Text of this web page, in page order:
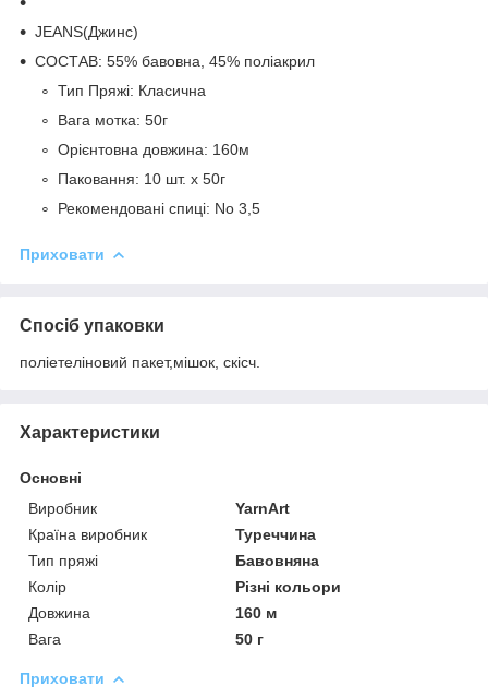
JEANS(Джинс)
СОСТАВ: 55% бавовна, 45% поліакрил
Тип Пряжі: Класична
Вага мотка: 50г
Орієнтовна довжина: 160м
Паковання: 10 шт. х 50г
Рекомендовані спиці: No 3,5
Приховати
Спосіб упаковки
поліетеліновий пакет,мішок, скісч.
Характеристики
Основні
Виробник
YarnArt
Країна виробник
Туреччина
Тип пряжі
Бавовняна
Колір
Різні кольори
Довжина
160 м
Вага
50 г
Приховати